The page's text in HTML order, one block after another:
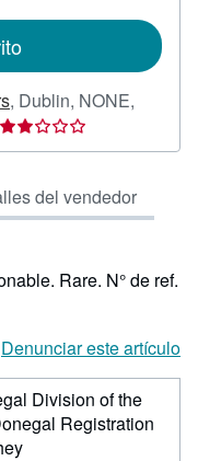
, Dublin, NONE,
Calificación
del vendedor
Rare. N° de ref.
Denunciar este artículo
Division of the
Registration